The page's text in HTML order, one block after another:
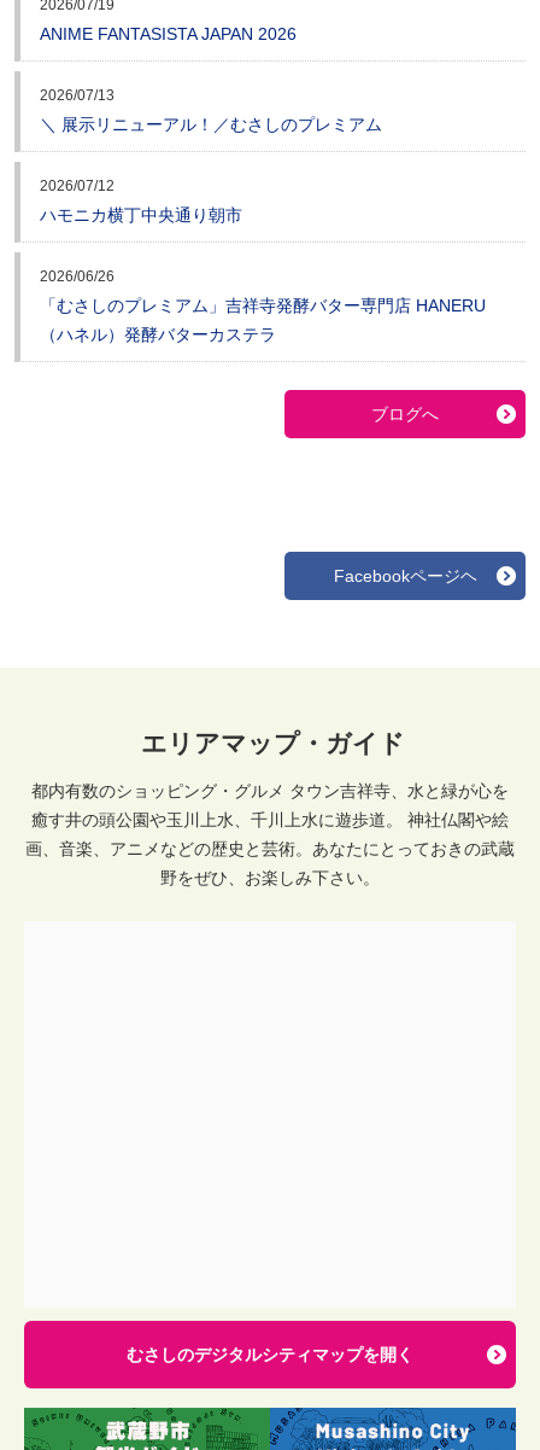
2026/07/19
ANIME FANTASISTA JAPAN 2026
2026/07/13
＼ 展示リニューアル！／むさしのプレミアム
2026/07/12
ハモニカ横丁中央通り朝市
2026/06/26
「むさしのプレミアム」吉祥寺発酵バター専門店 HANERU
（ハネル）発酵バターカステラ
ブログへ
Facebookページヘ
エリアマップ・ガイド
都内有数のショッピング・グルメ タウン吉祥寺、水と緑が心を
癒す井の頭公園や玉川上水、千川上水に遊歩道。 神社仏閣や絵
画、音楽、アニメなどの歴史と芸術。あなたにとっておきの武蔵
野をぜひ、お楽しみ下さい。
むさしのデジタルシティマップを開く